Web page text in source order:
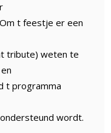
t feestje er een
tribute) weten te
t programma
wordt.